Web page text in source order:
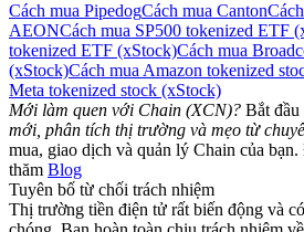
Cách mua PipedogCách mua Canton
AEONCách mua SP500 tokenized ETF
tokenized ETF (xStock)Cách mua
(xStock)Cách mua Amazon tokenized
Meta tokenized stock (xStock)
Mới làm quen với Chain (XCN)? Bắt
mới, phân tích thị trường và mẹo từ
mua, giao dịch và quản lý Chain của
thăm Blog
Tuyên bố từ chối trách nhiệm
Thị trường tiền điện tử rất biến động và